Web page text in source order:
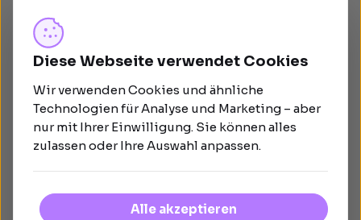
Diese Webseite verwendet Cookies
Wir verwenden Cookies und ähnliche
Technologien für Analyse und Marketing – aber
nur mit Ihrer Einwilligung. Sie können alles
zulassen oder Ihre Auswahl anpassen.
Alle akzeptieren